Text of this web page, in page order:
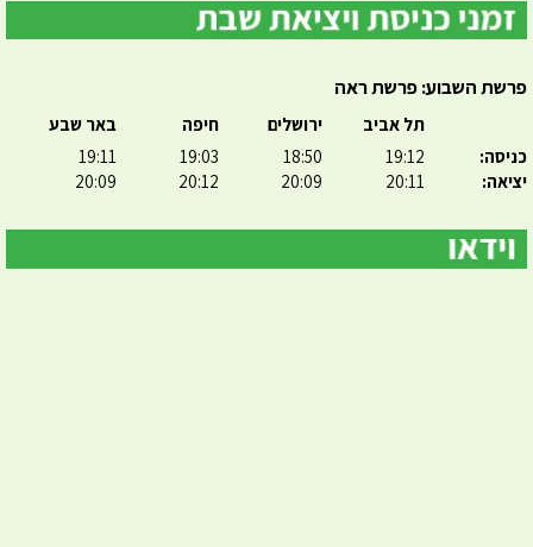
פרשת השבוע: פרשת ראה
כניסה:
יציאה:
תל אביב
19:12
20:11
ירושלים
18:50
20:09
חיפה
19:03
20:12
באר שבע
19:11
20:09